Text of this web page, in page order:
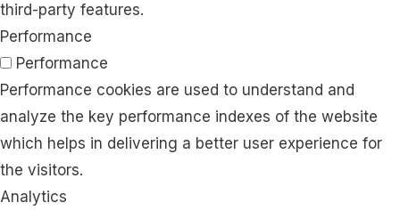
third-party features.
Performance
Performance
Performance cookies are used to understand and
analyze the key performance indexes of the website
which helps in delivering a better user experience for
the visitors.
Analytics